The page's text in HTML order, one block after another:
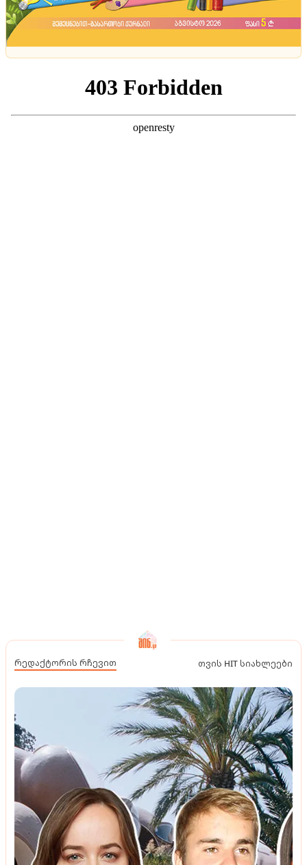
რედაქტორის რჩევით თვის HIT სიახლეები